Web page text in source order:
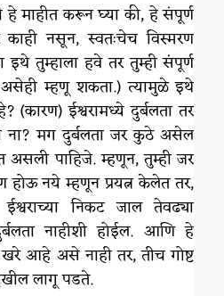
माहीत करून घ्या की, हे संपूर्ण
नसून, स्वतःचेच विस्मरण
तुम्हाला हवे तर तुम्ही संपूर्ण
असेही म्हणू शकता.) त्यामुळे इथे
(कारण) ईश्वरामध्ये दुर्बलता तर
मग दुर्बलता जर कुठे असेल
असली पाहिजे. म्हणून, तुम्ही जर
होऊ नये म्हणून प्रयत्न केलेत तर,
निकट जाल तेवढ्या
नाहीशी होईल. आणि हे
आहे असे नाही तर, तीच गोष्ट
लागू पडते.